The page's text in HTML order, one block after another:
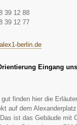
39 12 88
39 12 77
berlin.de
Eingang
finden hier die
auf dem
ist das Gebäude mit